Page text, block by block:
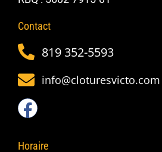
Contact
819 352-5593
info@cloturesvicto.com
Horaire